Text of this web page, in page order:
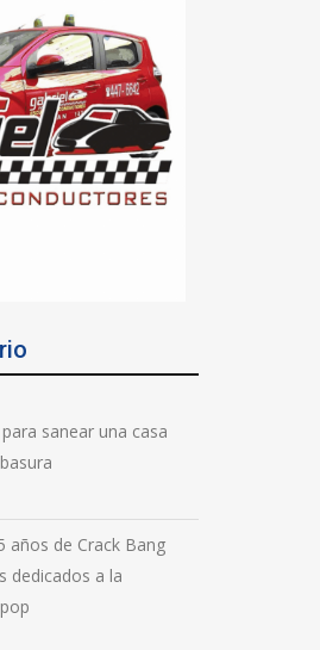
sanear una casa
años de Crack Bang
dedicados a la